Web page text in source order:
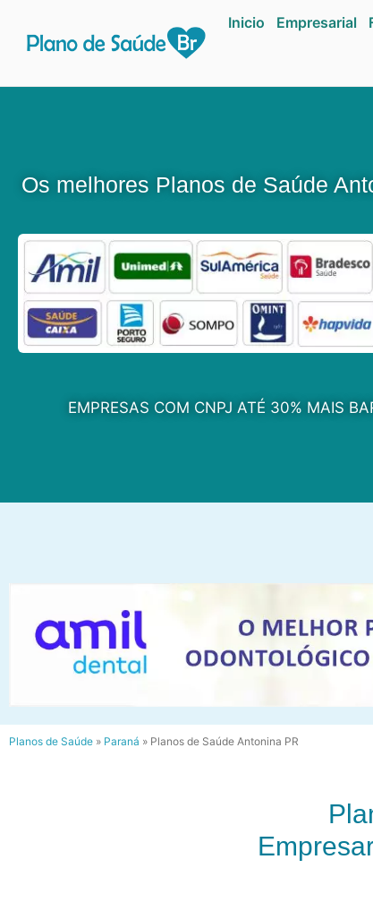
Inicio Empresarial
Os melhores Planos de Saúde
EMPRESAS COM CNPJ ATÉ 30% MAIS
Planos de Saúde » Paraná » Planos de Saúde Antonina PR